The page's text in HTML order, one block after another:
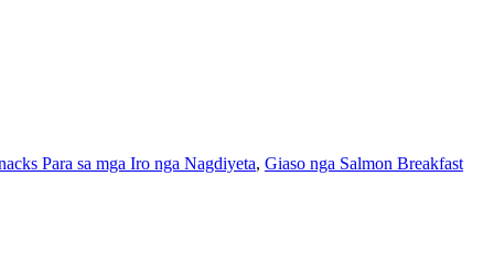
Para sa mga Iro nga Nagdiyeta, Giaso nga Salmon Breakfast